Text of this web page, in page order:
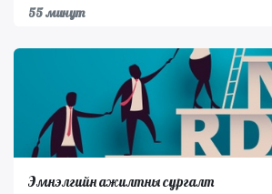
55 минут
Эмнэлгийн ажилтны сургалт